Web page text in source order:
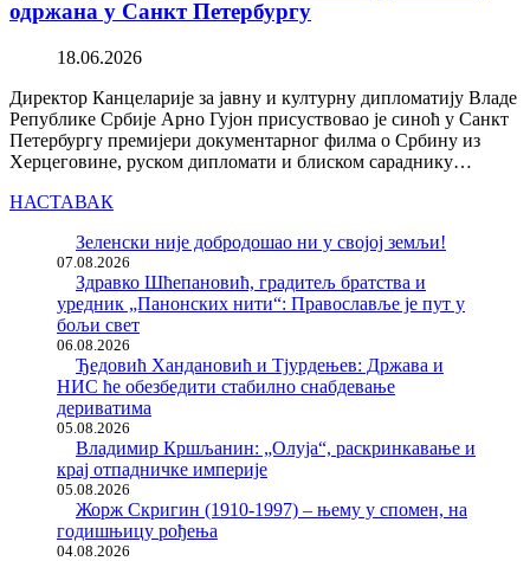
одржана у Санкт Петербургу
18.06.2026
Директор Канцеларије за јавну и културну дипломатију Владе
Републике Србије Арно Гујон присуствовао је синоћ у Санкт
Петербургу премијери документарног филма о Србину из
Херцеговине, руском дипломати и блиском сараднику…
НАСТАВАК
Зеленски није добродошао ни у својој земљи!
07.08.2026
Здравко Шћепановић, градитељ братства и
уредник „Панонских нити“: Православље је пут у
бољи свет
06.08.2026
Ђедовић Хандановић и Тјурдењев: Држава и
НИС ће обезбедити стабилно снабдевање
дериватима
05.08.2026
Владимир Кршљанин: „Олуја“, раскринкавање и
крај отпадничке империје
05.08.2026
Жорж Скригин (1910-1997) – њему у спомен, на
годишњицу рођења
04.08.2026